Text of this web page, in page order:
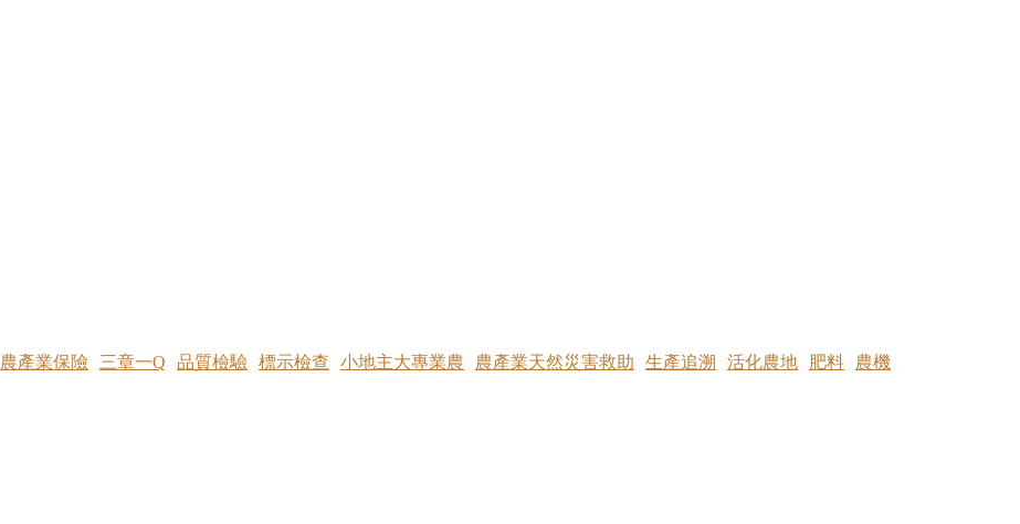
農產業保險 三章一Q 品質檢驗 標示檢查 小地主大專業農 農產業天然災害救助 生產追溯 活化農地 肥料 農機